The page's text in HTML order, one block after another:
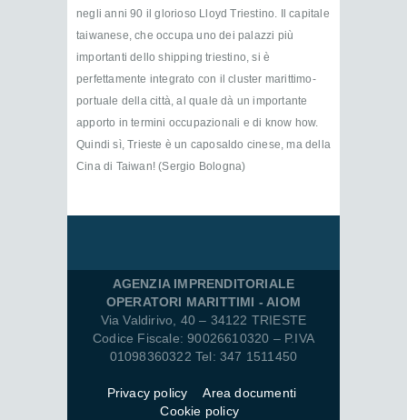
negli anni 90 il glorioso Lloyd Triestino. Il capitale
taiwanese, che occupa uno dei palazzi più
importanti dello shipping triestino, si è
perfettamente integrato con il cluster marittimo-
portuale della città, al quale dà un importante
apporto in termini occupazionali e di know how.
Quindi sì, Trieste è un caposaldo cinese, ma della
Cina di Taiwan! (Sergio Bologna)
AGENZIA IMPRENDITORIALE
OPERATORI MARITTIMI - AIOM
Via Valdirivo, 40 – 34122 TRIESTE
Codice Fiscale: 90026610320 – P.IVA
01098360322 Tel: 347 1511450
Privacy policy
Area documenti
Cookie policy